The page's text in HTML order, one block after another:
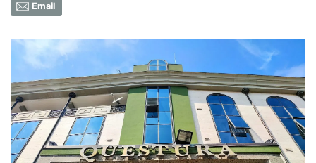
Email